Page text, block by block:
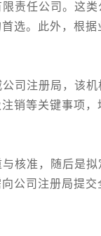
任公司。这类
选。此外，根
注册局，该机
销等关键事项
准，随后是拟
公司注册局提